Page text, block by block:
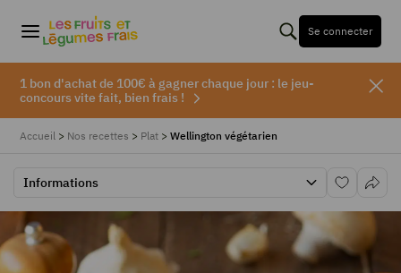
Se connecter
1 bon d'achat de 100€ à gagner chaque jour : le jeu-
concours vite fait, bien frais !
Accueil > Nos recettes > Plat > Wellington végétarien
Informations